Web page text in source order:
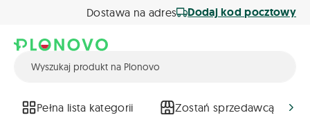
Dostawa na adres Dodaj kod pocztowy
Pełna lista kategorii Zostań sprzedawcą